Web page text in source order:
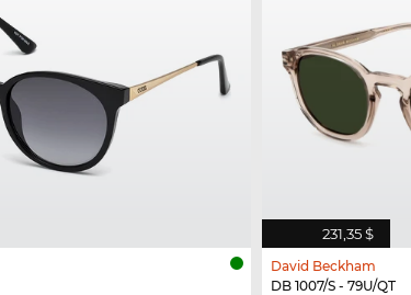
231,35 $
David Beckham
DB 1007/S - 79U/QT